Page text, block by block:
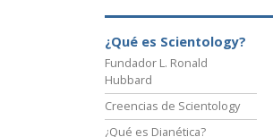
¿Qué es Scientology?
Fundador L. Ronald
Hubbard
Creencias de Scientology
¿Qué es Dianética?